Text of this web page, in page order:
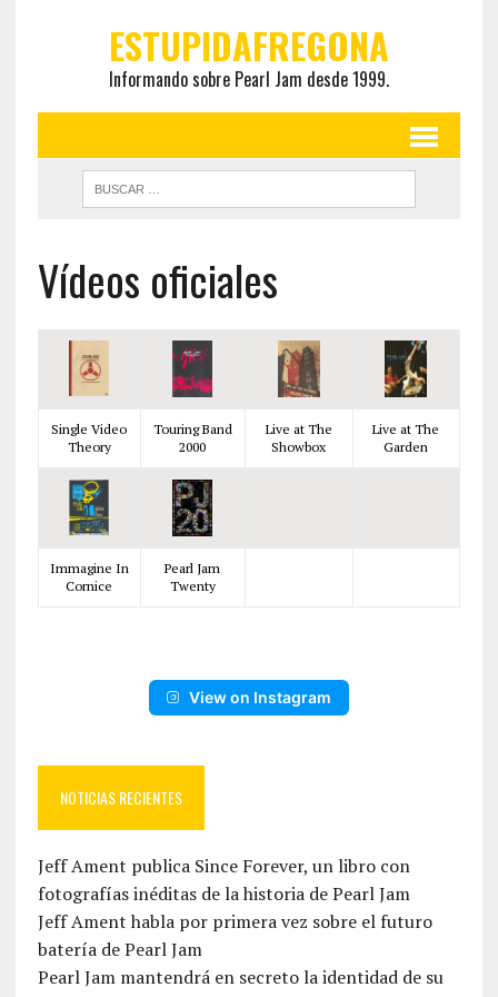
ESTUPIDAFREGONA
Informando sobre Pearl Jam desde 1999.
Vídeos oficiales
Single Video
Theory
Touring Band
2000
Live at The
Showbox
Live at The
Garden
Immagine In
Cornice
Pearl Jam
Twenty
View on Instagram
NOTICIAS RECIENTES
Jeff Ament publica Since Forever, un libro con
fotografías inéditas de la historia de Pearl Jam
Jeff Ament habla por primera vez sobre el futuro
batería de Pearl Jam
Pearl Jam mantendrá en secreto la identidad de su